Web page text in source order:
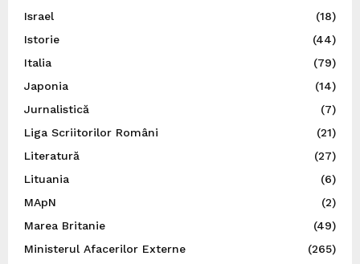
Israel
(18)
Istorie
(44)
Italia
(79)
Japonia
(14)
Jurnalistică
(7)
Liga Scriitorilor Români
(21)
Literatură
(27)
Lituania
(6)
MApN
(2)
Marea Britanie
(49)
Ministerul Afacerilor Externe
(265)